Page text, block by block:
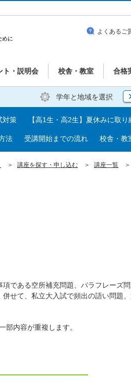
ト・説明会 校舎・教室 合格
よくあるご
学年と地域を選択
対策 【高1生・高2生】夏休みに取
法 受講開始までの流れ 校舎・教
講座を探す・申し込む 講座一覧
である空所補充問題、パラフレーズ
せて、私立大入試で頻出の語い問題
部内容が重複します。